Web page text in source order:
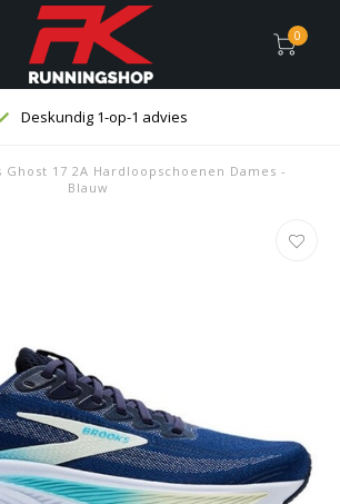
0
Deskundig 1-op-1 advies
Ghost 17 2A Hardloopschoenen Dames -
Blauw